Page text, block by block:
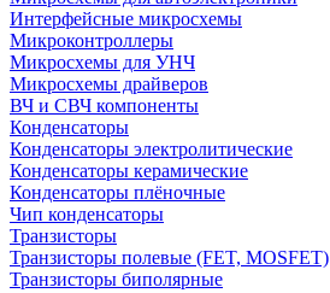
Интерфейсные микросхемы
Микроконтроллеры
Микросхемы для УНЧ
Микросхемы драйверов
ВЧ и СВЧ компоненты
Конденсаторы
Конденсаторы электролитические
Конденсаторы керамические
Конденсаторы плёночные
Чип конденсаторы
Транзисторы
Транзисторы полевые (FET, MOSFET)
Транзисторы биполярные